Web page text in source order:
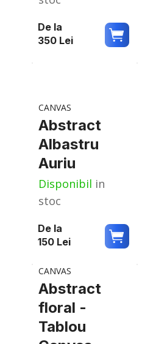
De la
350 Lei
CANVAS
Abstract
Albastru
Auriu
Disponibil in
stoc
De la
150 Lei
CANVAS
Abstract
floral -
Tablou